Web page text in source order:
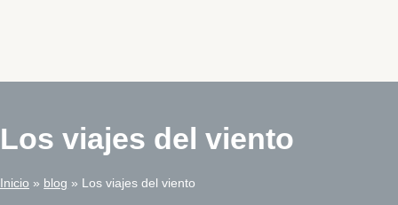
Los viajes del viento
Inicio blog Los viajes del viento